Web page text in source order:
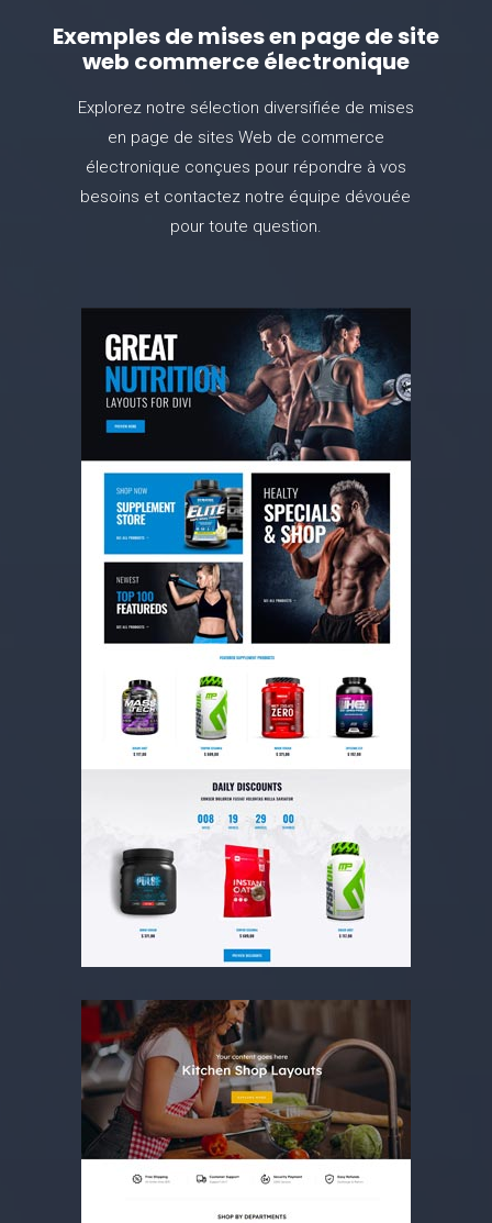
Exemples de mises en page de site
web commerce électronique
Explorez notre sélection diversifiée de mises
en page de sites Web de commerce
électronique conçues pour répondre à vos
besoins et contactez notre équipe dévouée
pour toute question.